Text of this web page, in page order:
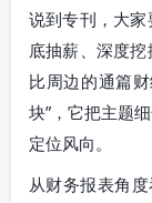
说到专刊，大
底抽薪、深度
比周边的通篇
块”，它把主题
定位风向。
从财务报表角度